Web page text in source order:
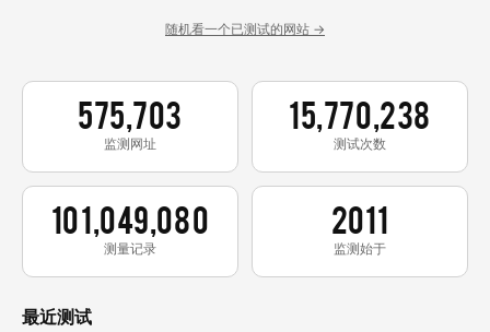
随机看一个已测试的网站 →
575,703
监测网址
15,770,238
测试次数
101,049,080
测量记录
2011
监测始于
最近测试